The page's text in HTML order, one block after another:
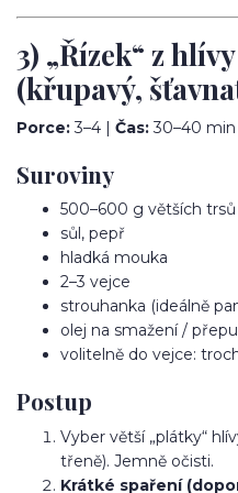
3) „Řízek“ z
(křupavý,
Porce:3–4 | Čas:30–40 min
Suroviny
500–600 g větších
sůl, pepř
hladká mouka
2–3 vejce
strouhanka (ideálně
olej na smažení /
volitelně do vejce:
Postup
Vyber větší „plátky“
třeně). Jemně očisti.
Krátké spaření